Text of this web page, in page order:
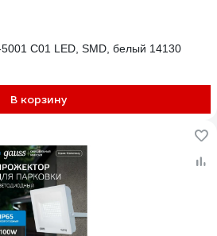
C01 LED, SMD, белый 14130
В корзину